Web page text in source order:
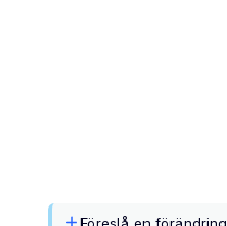
Föreslå en förändring